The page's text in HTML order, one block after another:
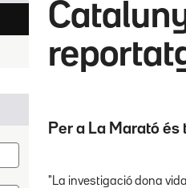
Per a La Marató
"La investigació dona